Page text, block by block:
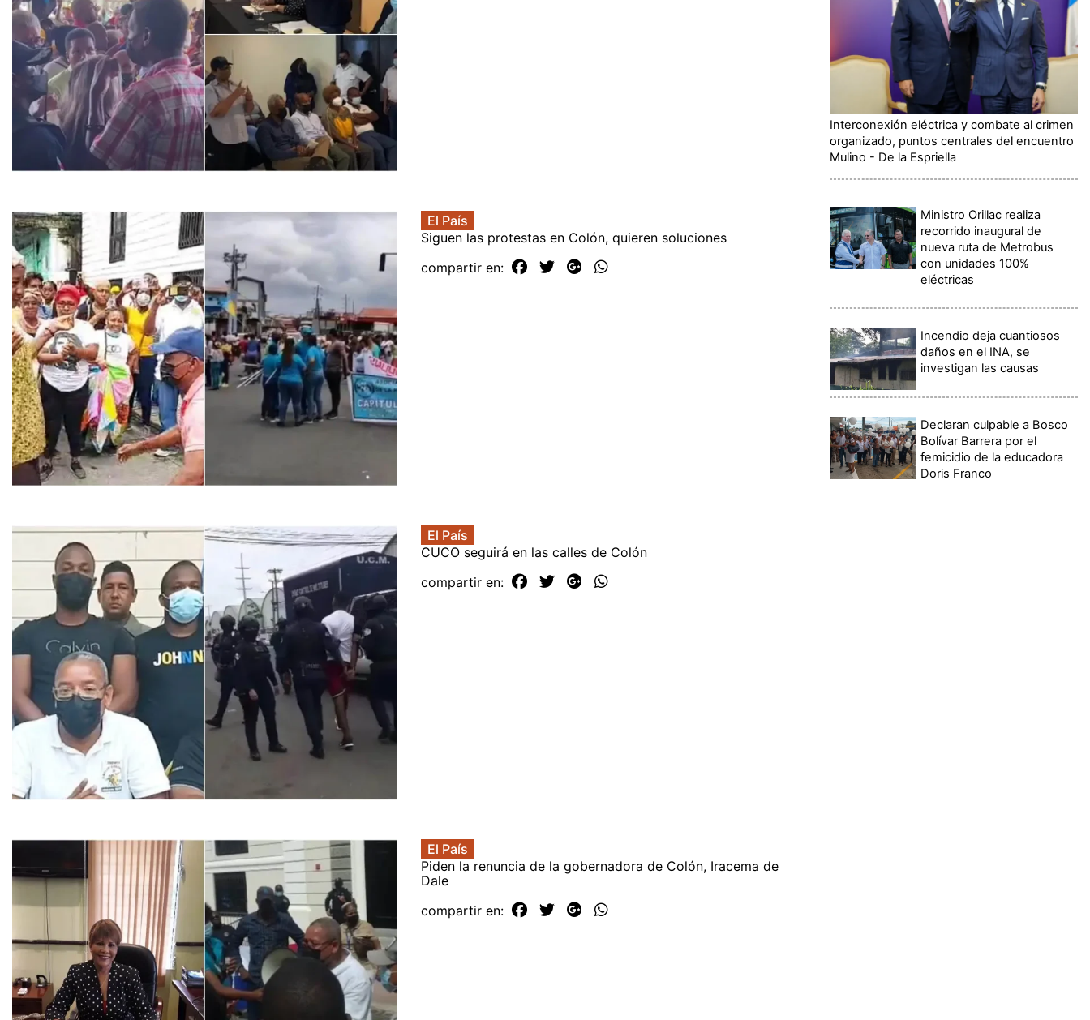
El País
Siguen las protestas en Colón, quieren soluciones
compartir en:
El País
CUCO seguirá en las calles de Colón
compartir en:
El País
Piden la renuncia de la gobernadora de Colón, Iracema de
Dale
compartir en:
Interconexión eléctrica y combate al crimen
organizado, puntos centrales del encuentro
Mulino - De la Espriella
Ministro Orillac realiza
recorrido inaugural de
nueva ruta de Metrobus
con unidades 100%
eléctricas
Incendio deja cuantiosos
daños en el INA, se
investigan las causas
Declaran culpable a Bosco
Bolívar Barrera por el
femicidio de la educadora
Doris Franco